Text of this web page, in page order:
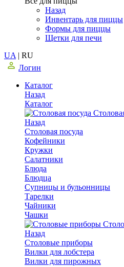
Назад
Инвентарь для пиццы
Формы для пиццы
Щетки для печи
UA | RU
Логин
Каталог
Назад
Каталог
Назад
Столовая посуда
Кофейники
Кружки
Салатники
Блюда
Блюдца
Супницы и бульонницы
Тарелки
Чайники
Чашки
Назад
Cтоловые приборы
Вилки для лобстера
Вилки для пирожных